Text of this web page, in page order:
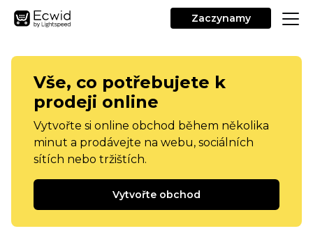
Zaczynamy
Vše, co potřebujete k
prodeji online
Vytvořte si online obchod během několika
minut a prodávejte na webu, sociálních
sítích nebo tržištích.
Vytvořte obchod